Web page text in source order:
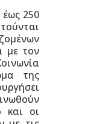
έως 250
με τον
της
και οι